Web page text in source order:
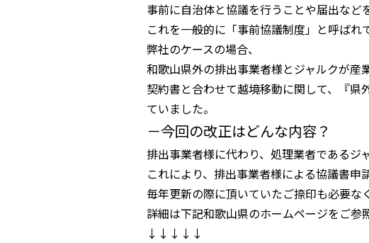
事前に自治体と協議を行うことや届出など
これを一般的に「事前協議制度」と呼ばれ
弊社のケースの場合、
和歌山県外の排出事業者様とジャルクが産
契約書と合わせて越境移動に関して、『
ていました。
－今回の改正はどんな内容？
排出事業者様に代わり、処理業者であるジ
これにより、排出事業者様による協議書申
毎年更新の際に頂いていたご捺印も必要な
詳細は下記和歌山県のホームページをご参
↓↓↓↓↓